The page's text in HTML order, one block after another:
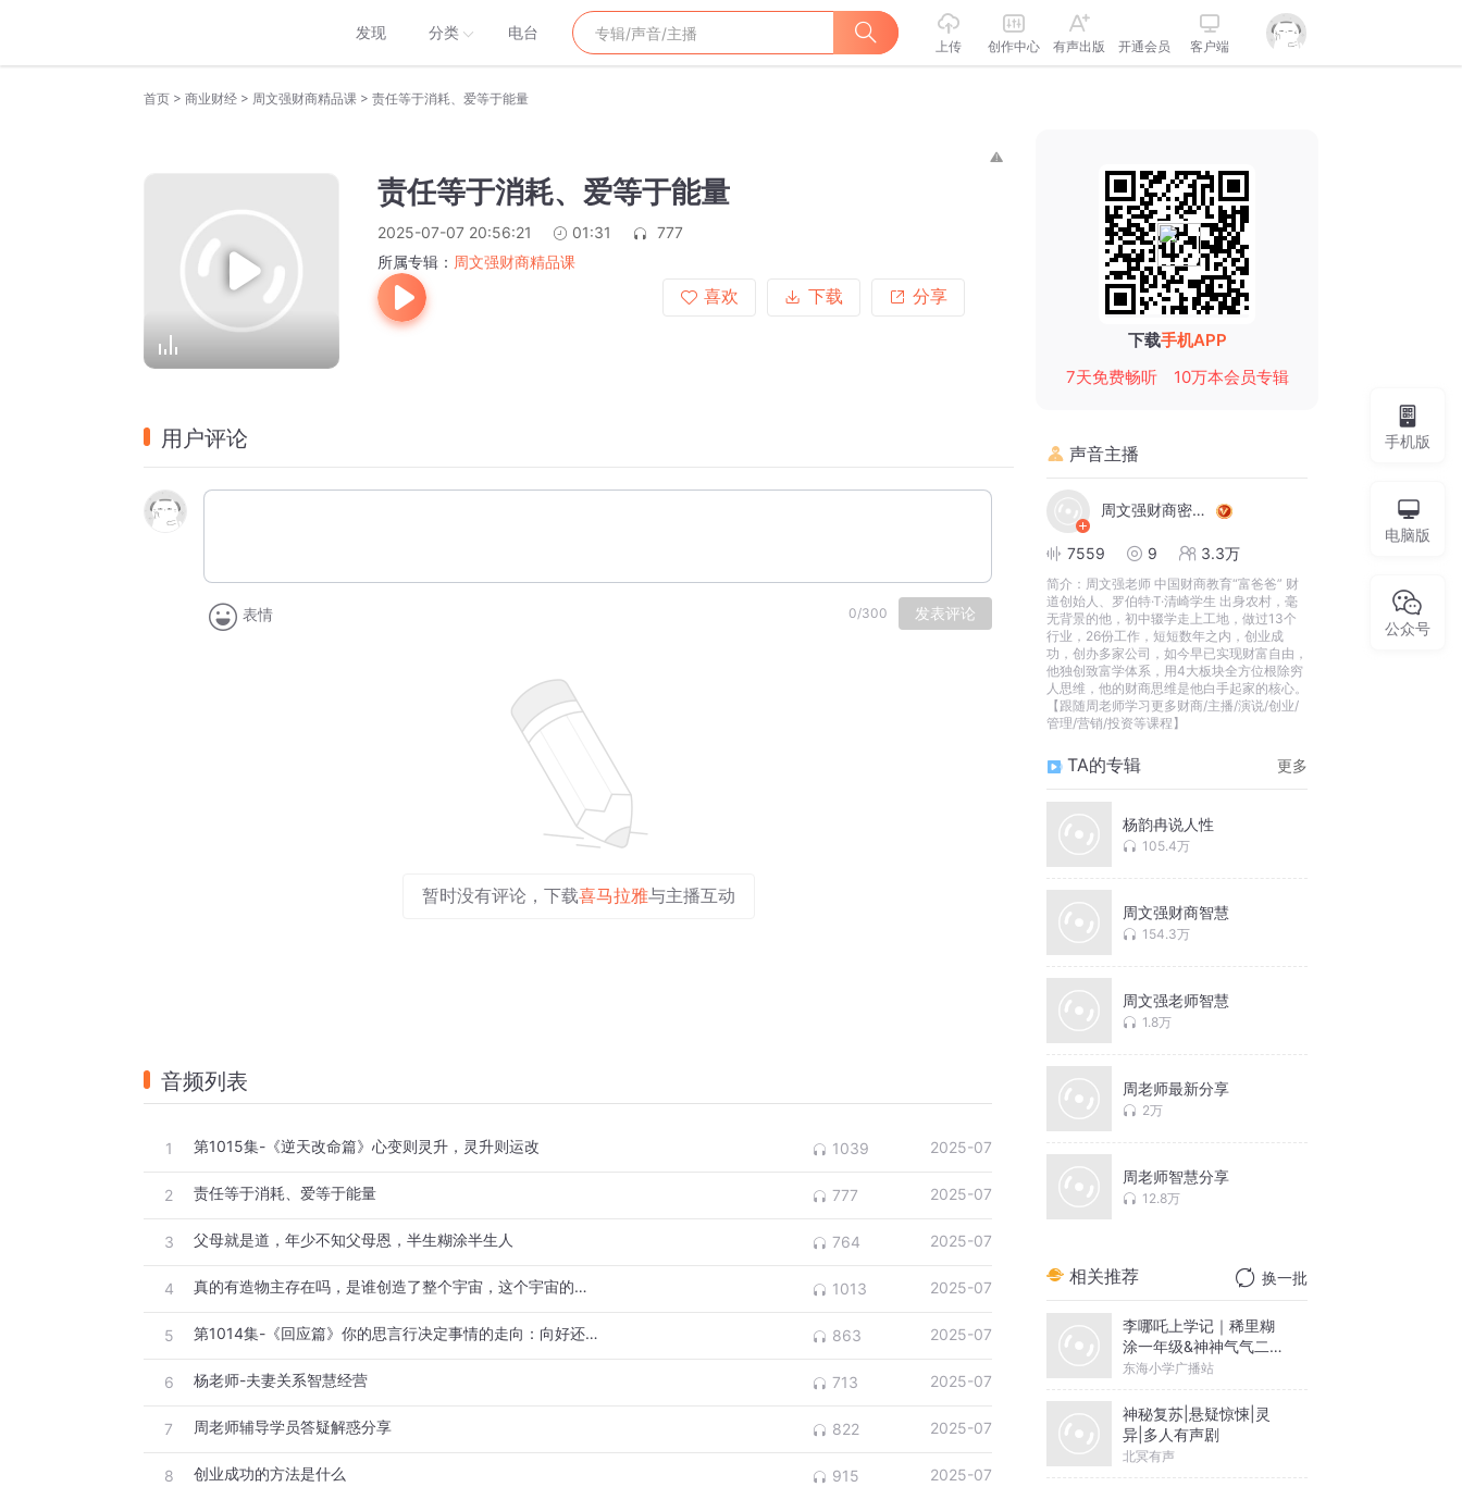
发现 分类 电台
上传 创作中心 有声出版 开通会员 客户端
首页 > 商业财经 > 周文强财商精品课 > 责任等于消耗、爱等于能量
责任等于消耗、爱等于能量
2025-07-07 20:56:21 01:31
777
所属专辑： 周文强财商精品课
喜欢
下载 分享
用户评论
表情 0/300 发表评论
暂时没有评论，下载喜马拉雅与主播互动
音频列表
1 第1015集-《逆天改命篇》心变则灵升，灵升则运改 1039 2025-07
2 责任等于消耗、爱等于能量 777 2025-07
3 父母就是道，年少不知父母恩，半生糊涂半生人 764 2025-07
4 真的有造物主存在吗，是谁创造了整个宇宙，这个宇宙的规律是什么， 1013 2025-07
5 第1014集-《回应篇》你的思言行决定事情的走向：向好还是向坏 863 2025-07
6 杨老师-夫妻关系智慧经营 713 2025-07
7 周老师辅导学员答疑解惑分享 822 2025-07
8 创业成功的方法是什么 915 2025-07
下载手机APP
7天免费畅听
10万本会员专辑
声音主播
周文强财商密训课
7559 9 3.3万
简介： 周文强老师 中国财商教育“富爸爸” 财
道创始人、罗伯特·T·清崎学生 出身农村，毫
无背景的他，初中辍学走上工地，做过13个
行业，26份工作，短短数年之内，创业成
功，创办多家公司，如今早已实现财富自由，
他独创致富学体系，用4大板块全方位根除穷
人思维，他的财商思维是他白手起家的核心。
【跟随周老师学习更多财商/主播/演说/创业/
管理/营销/投资等课程】
TA的专辑 更多
杨韵冉说人性
105.4万
周文强财商智慧
154.3万
周文强老师智慧
1.8万
周老师最新分享
2万
周老师智慧分享
12.8万
相关推荐 换一批
李哪吒上学记｜稀里糊
涂一年级&神神气气二年
级
东海小学广播站
神秘复苏|悬疑惊悚|灵
异|多人有声剧
北冥有声
手机版
电脑版
公众号